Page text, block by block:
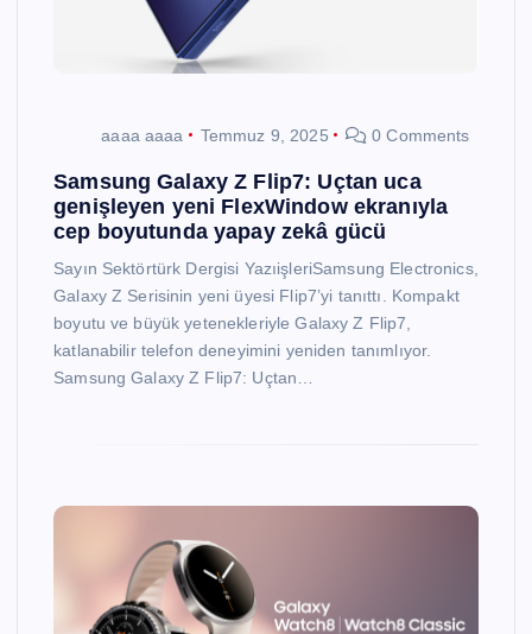
aaaa aaaa Temmuz 9, 2025 0 Comments
Samsung Galaxy Z Flip7: Uçtan uca
genişleyen yeni FlexWindow ekranıyla
cep boyutunda yapay zekâ gücü
Sayın Sektörtürk Dergisi YazıişleriSamsung Electronics,
Galaxy Z Serisinin yeni üyesi Flip7’yi tanıttı. Kompakt
boyutu ve büyük yetenekleriyle Galaxy Z Flip7,
katlanabilir telefon deneyimini yeniden tanımlıyor.
Samsung Galaxy Z Flip7: Uçtan…